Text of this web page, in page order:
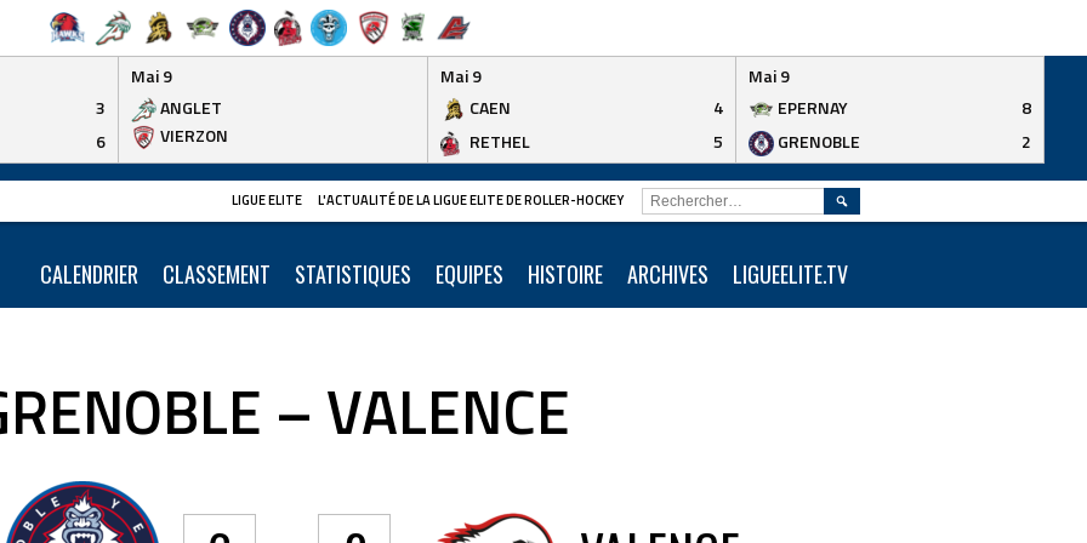
3
6
Mai 9
ANGLET
VIERZON
Mai 9
CAEN
4
RETHEL
5
Mai 9
EPERNAY
8
GRENOBLE
2
LIGUE ELITE L'ACTUALITÉ DE LA LIGUE ELITE DE ROLLER-HOCKEY
CALENDRIER CLASSEMENT STATISTIQUES EQUIPES HISTOIRE ARCHIVES LIGUEELITE.TV
RECHERCHER :
– VALENCE